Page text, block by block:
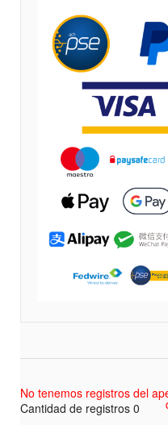
No tenemos registros del
Cantidad de registros 0